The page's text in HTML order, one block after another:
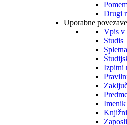
Drugi
Uporabne povezave
Vpis v
Studis
Izpitni
Imenik